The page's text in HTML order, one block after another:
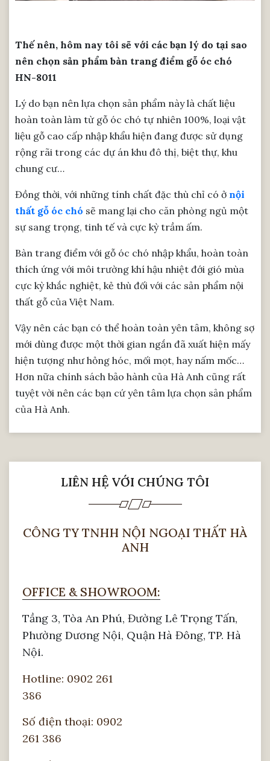
Thế nên, hôm nay tôi sẽ với các bạn lý do tại sao
nên chọn sản phẩm bàn trang điểm gỗ óc chó
HN-8011
Lý do bạn nên lựa chọn sản phẩm này là chất liệu
hoàn toàn làm từ gỗ óc chó tự nhiên 100%, loại vật
liệu gỗ cao cấp nhập khẩu hiện đang được sử dụng
rộng rãi trong các dự án khu đô thị, biệt thự, khu
chung cư…
Đồng thời, với những tính chất đặc thù chỉ có ở nội
thất gỗ óc chó sẽ mang lại cho căn phòng ngủ một
sự sang trọng, tinh tế và cực kỳ trầm ấm.
Bàn trang điểm với gỗ óc chó nhập khẩu, hoàn toàn
thích ứng với môi trường khí hậu nhiệt đới gió mùa
cực kỳ khắc nghiệt, kẻ thù đối với các sản phẩm nội
thất gỗ của Việt Nam.
Vậy nên các bạn có thể hoàn toàn yên tâm, không sợ
mới dùng được một thời gian ngắn đã xuất hiện mấy
hiện tượng như hỏng hóc, mối mọt, hay nấm mốc…
Hơn nữa chính sách bảo hành của Hà Anh cũng rất
tuyệt vời nên các bạn cứ yên tâm lựa chọn sản phẩm
của Hà Anh.
LIÊN HỆ VỚI CHÚNG TÔI
CÔNG TY TNHH NỘI NGOẠI THẤT HÀ
ANH
OFFICE & SHOWROOM:
Tầng 3, Tòa An Phú, Đường Lê Trọng Tấn,
Phường Dương Nội, Quận Hà Đông, TP. Hà
Nội.
Hotline: 0902 261
386
Số điện thoại: 0902
261 386